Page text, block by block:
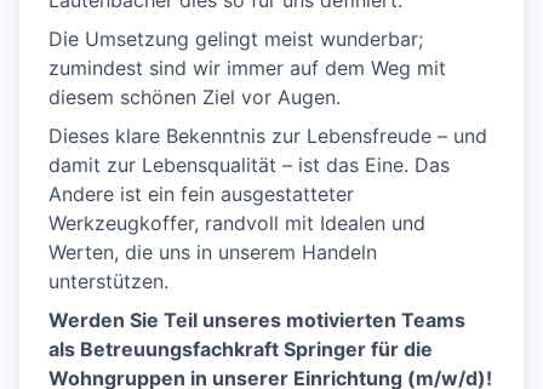
Die Umsetzung gelingt meist wunderbar;
zumindest sind wir immer auf dem Weg mit
diesem schönen Ziel vor Augen.
Dieses klare Bekenntnis zur Lebensfreude – und
damit zur Lebensqualität – ist das Eine. Das
Andere ist ein fein ausgestatteter
Werkzeugkoffer, randvoll mit Idealen und
Werten, die uns in unserem Handeln
unterstützen.
Werden Sie Teil unseres motivierten Teams
als Betreuungsfachkraft Springer für die
Wohngruppen in unserer Einrichtung (m/w/d)!